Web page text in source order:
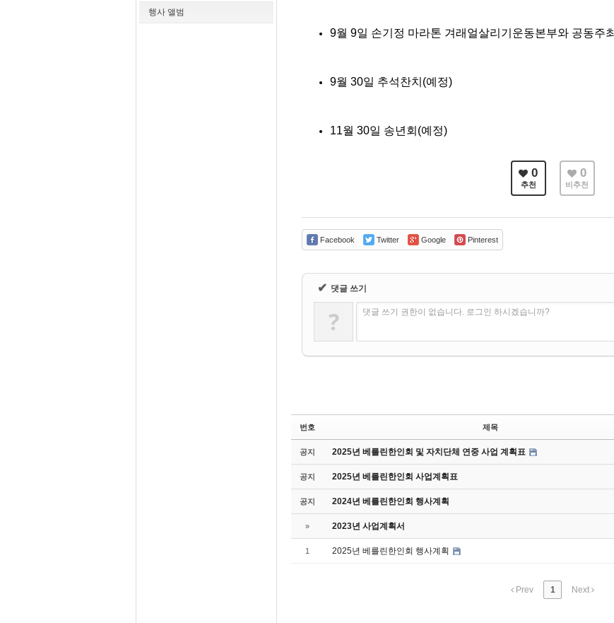
행사 앨범
9월 9일 손기정 마라톤 겨래얼살리기운동본부와 공동주최
9월 30일 추석찬치(예정)
11월 30일 송년회(예정)
0
추천
0
비추천
Facebook Twitter Google Pinterest
✔ 댓글 쓰기
? 댓글 쓰기 권한이 없습니다. 로그인 하시겠습니까?
번호 제목
공지 2025년 베를린한인회 및 자치단체 연중 사업 계획표
공지 2025년 베를린한인회 사업계획표
공지 2024년 베를린한인회 행사계획
» 2023년 사업계획서
1 2025년 베를린한인회 행사계획
Prev 1 Next